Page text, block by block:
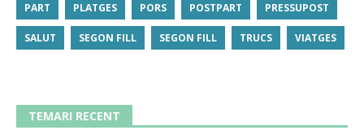
PART PLATGES PORS POSTPART PRESSUPOST
SALUT SEGON FILL SEGON FILL TRUCS VIATGES
TEMARI RECENT